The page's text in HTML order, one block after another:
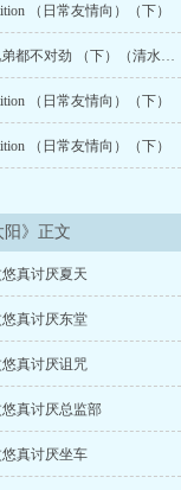
望，来世能够生活在
车有房有血亲的现代
己的第四世。 坏消息
这辈子的他有血脉相
的怪物，祖父病死，
，虎杖?前前前普通上
露出疲惫的微笑）：
子能够破纪录，活过
： 1. 剧情流，大概
文剧情流（我写我爽
类型），以及主角很
：日本地方史＋咒回
高专机密文书》＋日
恐怖游戏）； 5. 一
右位（因为同步在JJ
晦描述），五右（JJ
过419或调教对方的
（日常友情向）（下）
IF 悠仁的兄弟都不对劲 （下）（清水彩蛋，勿回复敲q）
（日常友情向）（下）
（日常友情向）（下）
阳》正文
真讨厌夏天
真讨厌东堂
真讨厌诅咒
真讨厌总监部
真讨厌坐车